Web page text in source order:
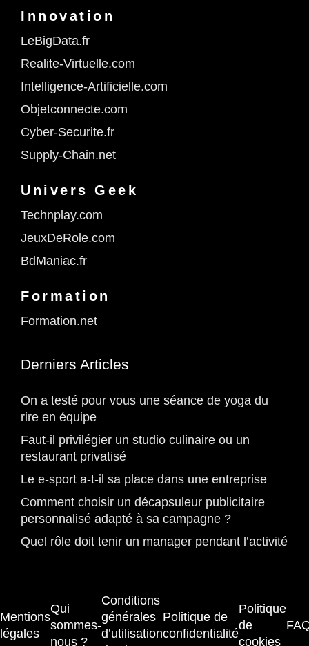
Innovation
LeBigData.fr
Realite-Virtuelle.com
Intelligence-Artificielle.com
Objetconnecte.com
Cyber-Securite.fr
Supply-Chain.net
Univers Geek
Technplay.com
JeuxDeRole.com
BdManiac.fr
Formation
Formation.net
Derniers Articles
On a testé pour vous une séance de yoga du
rire en équipe
Faut-il privilégier un studio culinaire ou un
restaurant privatisé
Le e-sport a-t-il sa place dans une entreprise
Comment choisir un décapsuleur publicitaire
personnalisé adapté à sa campagne ?
Quel rôle doit tenir un manager pendant l’activité
Mentions
légales
Qui
sommes-
nous ?
Conditions
générales
d’utilisation
Politique de
confidentialité
Politique
de
cookies